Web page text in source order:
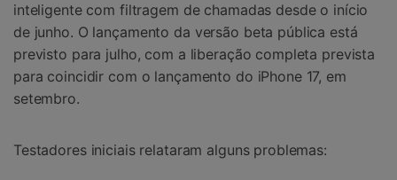
inteligente com filtragem de chamadas desde o início
de junho. O lançamento da versão beta pública está
previsto para julho, com a liberação completa prevista
para coincidir com o lançamento do iPhone 17, em
setembro.
Testadores iniciais relataram alguns problemas: